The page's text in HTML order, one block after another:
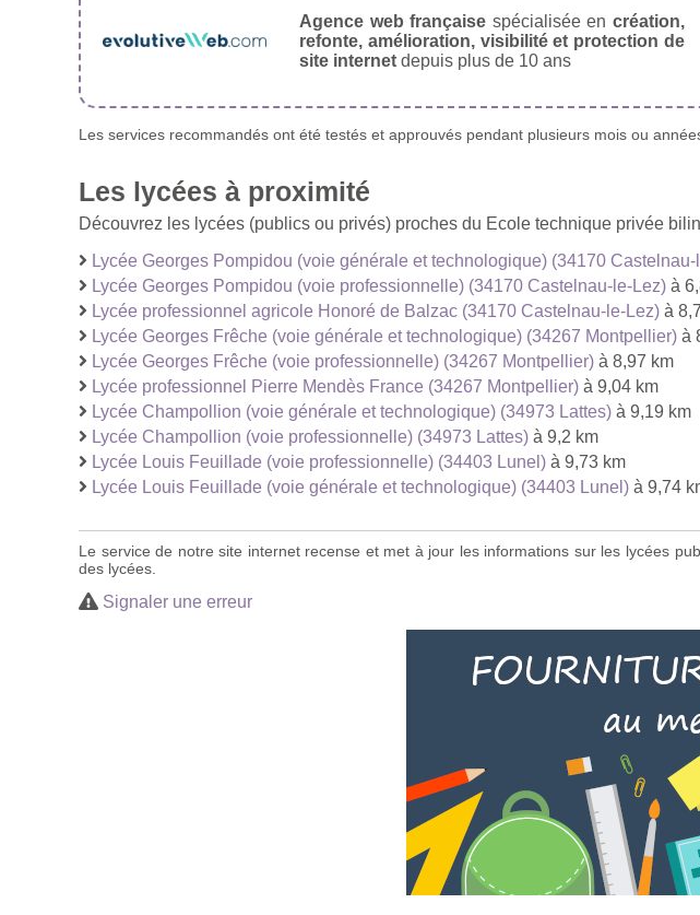
Agence web française spécialisée en création,
refonte, amélioration, visibilité et protection de
site internet depuis plus de 10 ans
Les services recommandés ont été testés et approuvés pendant plusieurs mois ou
Les lycées à proximité
Découvrez les lycées (publics ou privés) proches du Ecole technique privée
Lycée Georges Pompidou (voie générale et technologique) (34170
Lycée Georges Pompidou (voie professionnelle) (34170 Castelnau-le-Lez) à
Lycée professionnel agricole Honoré de Balzac (34170 Castelnau-le-Lez) à
Lycée Georges Frêche (voie générale et technologique) (34267 Montpellier) à
Lycée Georges Frêche (voie professionnelle) (34267 Montpellier) à 8,97 km
Lycée professionnel Pierre Mendès France (34267 Montpellier) à 9,04 km
Lycée Champollion (voie générale et technologique) (34973 Lattes) à 9,19 km
Lycée Champollion (voie professionnelle) (34973 Lattes) à 9,2 km
Lycée Louis Feuillade (voie professionnelle) (34403 Lunel) à 9,73 km
Lycée Louis Feuillade (voie générale et technologique) (34403 Lunel) à 9,74
Le service de notre site internet recense et met à jour les informations sur les lycées
des lycées.
Signaler une erreur